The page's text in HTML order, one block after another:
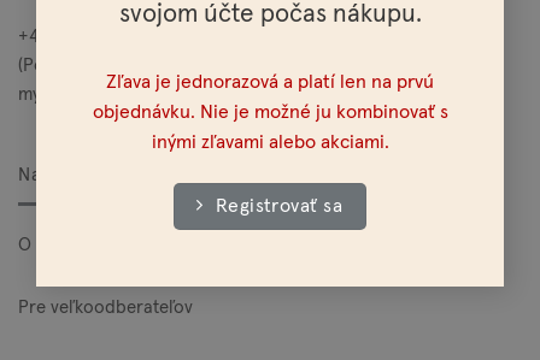
svojom účte počas nákupu.
Zľava je jednorazová a platí len na prvú
objednávku. Nie je možné ju kombinovať s
inými zľavami alebo akciami.
Registrovať sa
+421 949 685 565
(Po – Pia: 10:00 – 15:00)
mylo@mylo.sk
Nakupovanie
O Mylo
Pre veľkoodberateľov